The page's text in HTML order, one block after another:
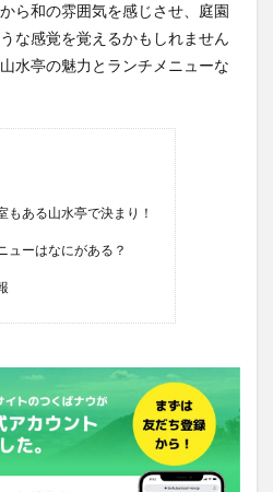
ら和の雰囲気を感じさせ、庭園
な感覚を覚えるかもしれません
水亭の魅力とランチメニューな
もある山水亭で決まり！
ューはなにがある？